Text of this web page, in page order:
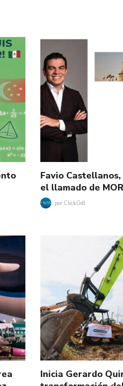
Favio
el llamado de
por ClickGdl
Inicia Gerardo